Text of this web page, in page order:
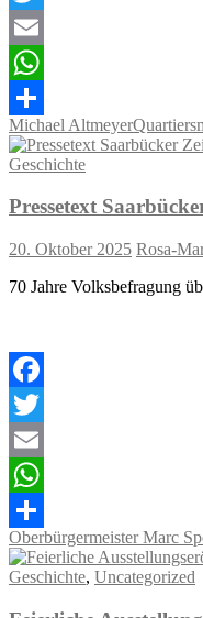
Twitter
Email
WhatsApp
Teilen
Michael Altmeyer
Geschichte
Pressetext
20. Oktober 2025 Rosa-
70 Jahre Volksbefragung
Facebook
Twitter
Email
WhatsApp
Teilen
Oberbürgermeister Marc
Geschichte, Uncategorized